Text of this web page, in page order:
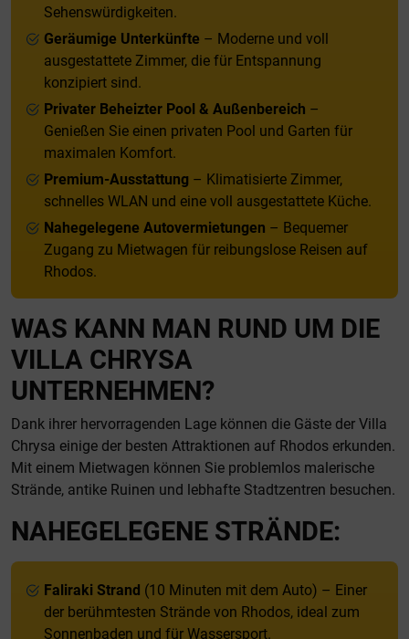
Sehenswürdigkeiten.
Geräumige Unterkünfte – Moderne und voll
ausgestattete Zimmer, die für Entspannung
konzipiert sind.
Privater Beheizter Pool & Außenbereich –
Genießen Sie einen privaten Pool und Garten für
maximalen Komfort.
Premium-Ausstattung – Klimatisierte Zimmer,
schnelles WLAN und eine voll ausgestattete Küche.
Nahegelegene Autovermietungen – Bequemer
Zugang zu Mietwagen für reibungslose Reisen auf
Rhodos.
WAS KANN MAN RUND UM DIE
VILLA CHRYSA
UNTERNEHMEN?
Dank ihrer hervorragenden Lage können die Gäste der Villa
Chrysa einige der besten Attraktionen auf Rhodos erkunden.
Mit einem Mietwagen können Sie problemlos malerische
Strände, antike Ruinen und lebhafte Stadtzentren besuchen.
NAHEGELEGENE STRÄNDE:
Faliraki Strand (10 Minuten mit dem Auto) – Einer
der berühmtesten Strände von Rhodos, ideal zum
Sonnenbaden und für Wassersport.